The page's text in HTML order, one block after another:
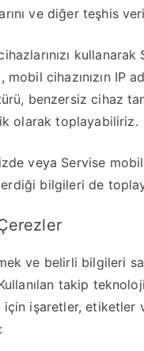
ve diğer teşhis
cihazınızın IP
benzersiz cihaz
olarak toplayabiliriz.
veya Servise mobil
bilgileri de
ve belirli bilgileri
takip
işaretler, etiketler